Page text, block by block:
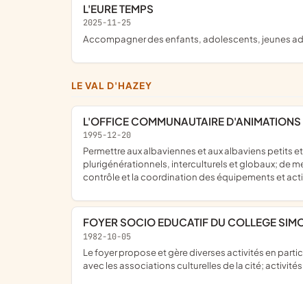
L'EURE TEMPS
2025-11-25
accompagner des enfants, adolescents, jeunes
LE VAL D'HAZEY
L'OFFICE COMMUNAUTAIRE
1995-12-20
Permettre aux albaviennes et aux albaviens petits et grands, d'accéder à un acceuil, une information, une documentation, ddes animations et loisirs de proximité
plurigénérationnels, interculturels et globaux; de
contrôle et la coordination des équipements et
FOYER SOCIO EDUCATIF DU COLLEGE
1982-10-05
le foyer propose et gère diverses activités en particulier : activités artistiques, manuelles, scientifiques; activités sociales, de coopération, d'entraide, de solidarité; relations
avec les associations culturelles de la cité;